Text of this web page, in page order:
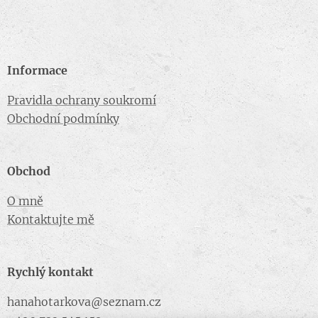
Informace
Pravidla ochrany soukromí
Obchodní podmínky
Obchod
O mně
Kontaktujte mě
Rychlý kontakt
hanahotarkova@seznam.cz